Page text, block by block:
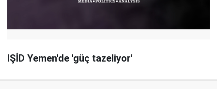
IŞİD Yemen'de 'güç tazeliyor'